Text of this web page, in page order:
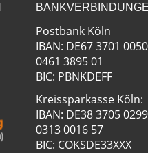
Postbank Köln
IBAN: DE67 3701 0050
0461 3895 01
BIC: PBNKDEFF
Kreissparkasse Köln:
IBAN: DE38 3705 0299
0313 0016 57
BIC: COKSDE33XXX